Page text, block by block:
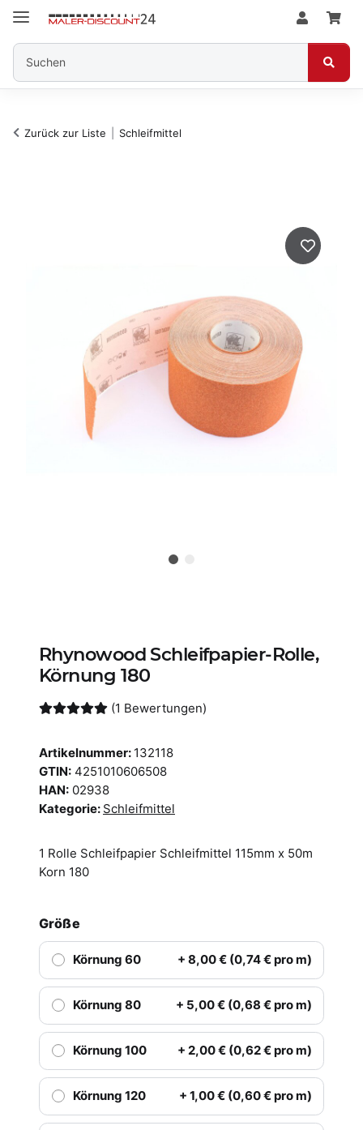
Zurück zur Liste Schleifmittel
Rhynowood Schleifpapier-Rolle,
Körnung 180
(1 Bewertungen)
Artikelnummer: 132118
GTIN: 4251010606508
HAN: 02938
Kategorie: Schleifmittel
1 Rolle Schleifpapier Schleifmittel 115mm x 50m
Korn 180
Größe
Körnung 60 + 8,00 € (0,74 € pro m)
Körnung 80 + 5,00 € (0,68 € pro m)
Körnung 100 + 2,00 € (0,62 € pro m)
Körnung 120 + 1,00 € (0,60 € pro m)